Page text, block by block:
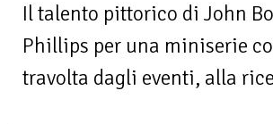
Il talento pittorico di John
Phillips per una miniserie
travolta dagli eventi, alla